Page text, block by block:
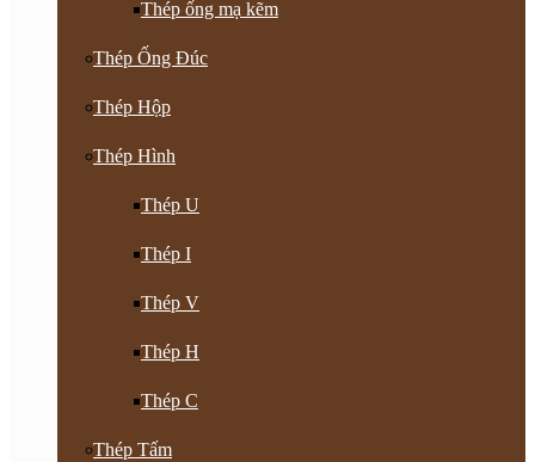
Thép ống mạ kẽm
Thép Ống Đúc
Thép Hộp
Thép Hình
Thép U
Thép I
Thép V
Thép H
Thép C
Thép Tấm